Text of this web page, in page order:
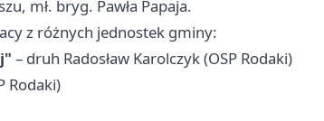
mł. bryg. Pawła Papaja.
z różnych jednostek gminy:
– druh Radosław Karolczyk (OSP Rodaki)
Rodaki)